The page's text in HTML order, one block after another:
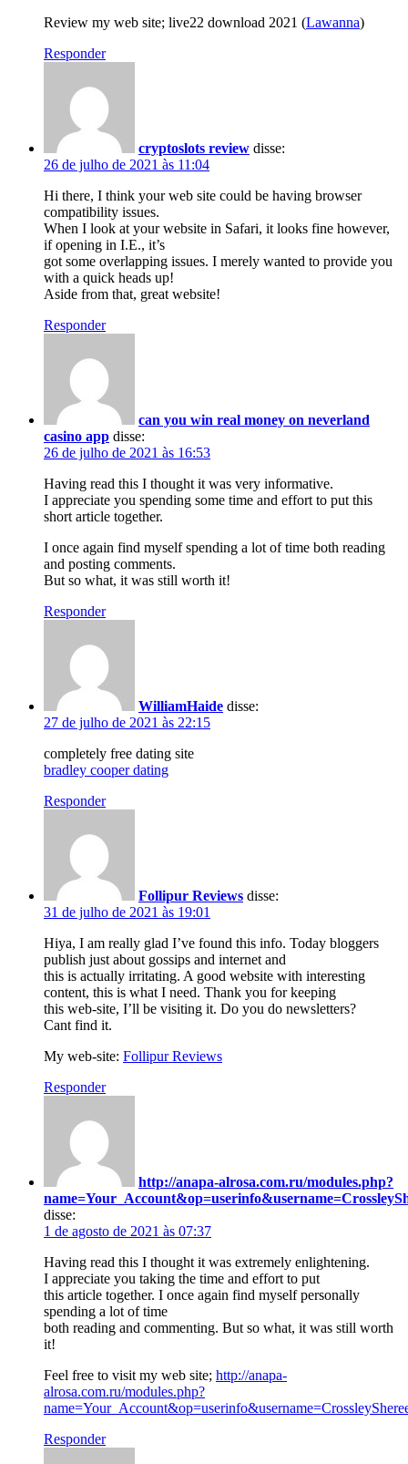
Review my web site; live22 download 2021 (Lawanna)
Responder
cryptoslots review disse:
26 de julho de 2021 às 11:04
Hi there, I think your web site could be having browser
compatibility issues.
When I look at your website in Safari, it looks fine however,
if opening in I.E., it’s
got some overlapping issues. I merely wanted to provide you
with a quick heads up!
Aside from that, great website!
Responder
can you win real money on neverland
casino app disse:
26 de julho de 2021 às 16:53
Having read this I thought it was very informative.
I appreciate you spending some time and effort to put this
short article together.
I once again find myself spending a lot of time both reading
and posting comments.
But so what, it was still worth it!
Responder
WilliamHaide disse:
27 de julho de 2021 às 22:15
completely free dating site
bradley cooper dating
Responder
Follipur Reviews disse:
31 de julho de 2021 às 19:01
Hiya, I am really glad I’ve found this info. Today bloggers
publish just about gossips and internet and
this is actually irritating. A good website with interesting
content, this is what I need. Thank you for keeping
this web-site, I’ll be visiting it. Do you do newsletters?
Cant find it.
My web-site: Follipur Reviews
Responder
http://anapa-alrosa.com.ru/modules.php?
disse:
1 de agosto de 2021 às 07:37
Having read this I thought it was extremely enlightening.
I appreciate you taking the time and effort to put
this article together. I once again find myself personally
spending a lot of time
both reading and commenting. But so what, it was still worth
it!
Feel free to visit my web site; http://anapa-
alrosa.com.ru/modules.php?
Responder